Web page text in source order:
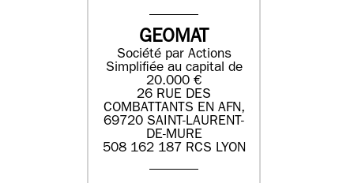
GEOMAT
Société par Actions
Simplifiée au capital de
20.000 €
26 RUE DES
COMBATTANTS EN AFN,
69720 SAINT-LAURENT-
DE-MURE
508 162 187 RCS LYON